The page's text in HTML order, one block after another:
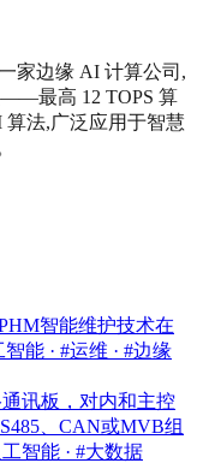
家边缘 AI 计算公司,
最高 12 TOPS 算
算法,广泛应用于智慧
智能维护技术在
能 · #运维 · #边缘
讯板，对内和主控
、CAN或MVB组
智能 · #大数据